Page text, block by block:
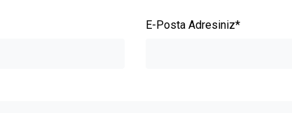
E-Posta Adresiniz*